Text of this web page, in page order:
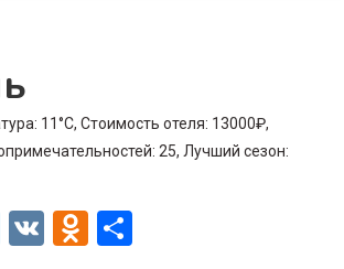
11°C, Стоимость отеля: 13000₽,
25, Лучший сезон:
Telegram
VK Odnoklassniki